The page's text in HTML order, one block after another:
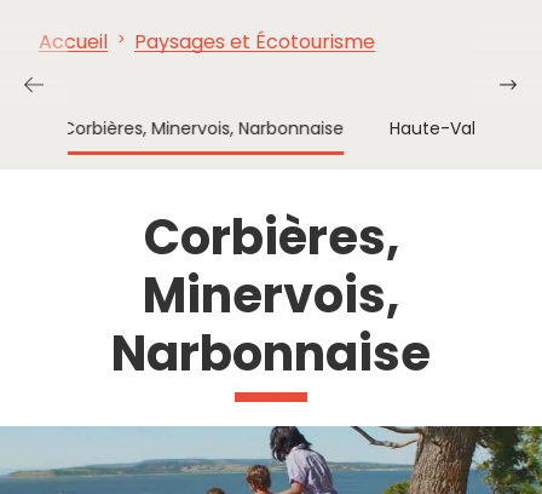
INCONTOURNABLES
Accueil Paysages et Écotourisme
Corbières, Minervois, Narbonnaise Haute-Vallée de
Corbières,
Minervois,
Narbonnaise